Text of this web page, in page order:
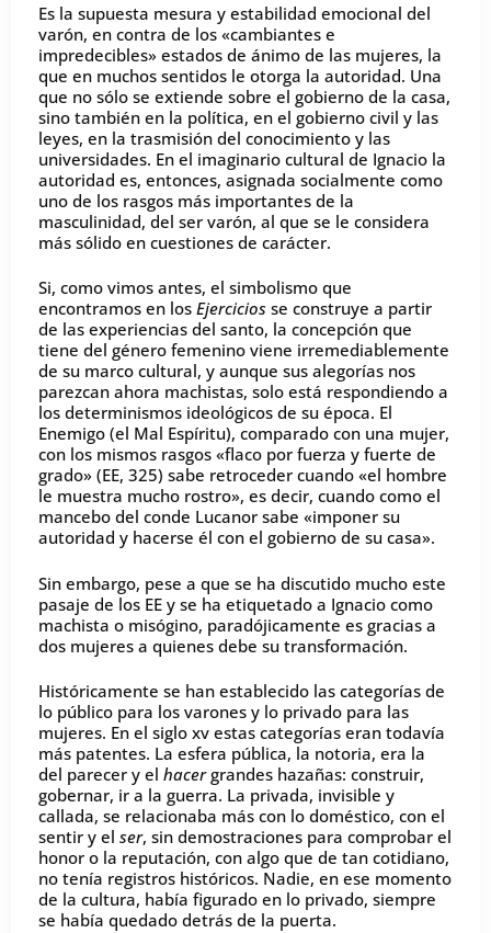
Es la supuesta mesura y estabilidad emocional del
varón, en contra de los «cambiantes e
impredecibles» estados de ánimo de las mujeres, la
que en muchos sentidos le otorga la autoridad. Una
que no sólo se extiende sobre el gobierno de la casa,
sino también en la política, en el gobierno civil y las
leyes, en la trasmisión del conocimiento y las
universidades. En el imaginario cultural de Ignacio la
autoridad es, entonces, asignada socialmente como
uno de los rasgos más importantes de la
masculinidad, del ser varón, al que se le considera
más sólido en cuestiones de carácter.
Si, como vimos antes, el simbolismo que
encontramos en los Ejercicios se construye a partir
de las experiencias del santo, la concepción que
tiene del género femenino viene irremediablemente
de su marco cultural, y aunque sus alegorías nos
parezcan ahora machistas, solo está respondiendo a
los determinismos ideológicos de su época. El
Enemigo (el Mal Espíritu), comparado con una mujer,
con los mismos rasgos «flaco por fuerza y fuerte de
grado» (EE, 325) sabe retroceder cuando «el hombre
le muestra mucho rostro», es decir, cuando como el
mancebo del conde Lucanor sabe «imponer su
autoridad y hacerse él con el gobierno de su casa».
Sin embargo, pese a que se ha discutido mucho este
pasaje de los EE y se ha etiquetado a Ignacio como
machista o misógino, paradójicamente es gracias a
dos mujeres a quienes debe su transformación.
Históricamente se han establecido las categorías de
lo público para los varones y lo privado para las
mujeres. En el siglo xv estas categorías eran todavía
más patentes. La esfera pública, la notoria, era la
del parecer y el hacergrandes hazañas: construir,
gobernar, ir a la guerra. La privada, invisible y
callada, se relacionaba más con lo doméstico, con el
sentir y el ser, sin demostraciones para comprobar el
honor o la reputación, con algo que de tan cotidiano,
no tenía registros históricos. Nadie, en ese momento
de la cultura, había figurado en lo privado, siempre
se había quedado detrás de la puerta.